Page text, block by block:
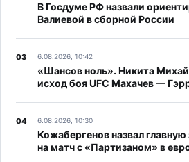
В Госдуме РФ назвали
Валиевой в сборной России
6.08.2026, 10:42
«Шансов ноль». Никита
исход боя UFC Махачев —
6.08.2026, 10:30
Кожабергенов назвал главную
на матч с «Партизаном» в